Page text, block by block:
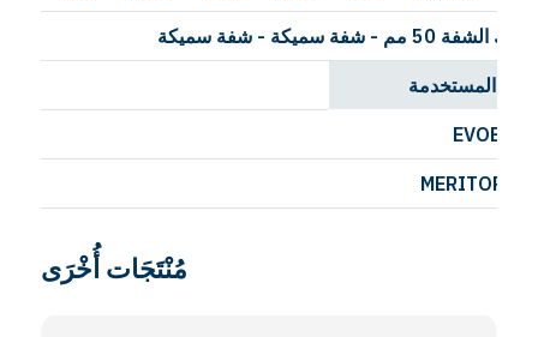
سُمك الشفة 50 مم - شفة سميكة - شفة سميكة
المستخدمة
EVOBUS
MERITOR -
مُنْتَجَات أُخْرَى